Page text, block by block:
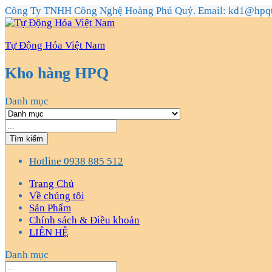
Công Ty TNHH Công Nghệ Hoàng Phú Quý. Email:
Tự Động Hóa Việt Nam
Kho hàng HPQ
Danh mục
Tìm kiếm
Hotline 0938 885 512
Trang Chủ
Về chúng tôi
Sản Phẩm
Chính sách & Điều khoản
LIÊN HỆ
Danh mục